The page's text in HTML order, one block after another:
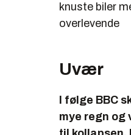
knuste biler
overlevende
Uvær
I følge BBC
mye regn og